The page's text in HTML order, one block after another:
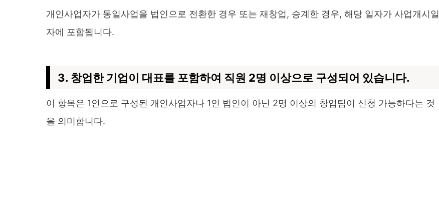
개인사업자가 동일사업을 법인으로 전환한 경우 또는 재창업, 승계한 경우, 해당 일자가 사업개시일
자에 포함됩니다.
3. 창업한 기업이 대표를 포함하여 직원 2명 이상으로 구성되어 있습니다.
이 항목은 1인으로 구성된 개인사업자나 1인 법인이 아닌 2명 이상의 창업팀이 신청 가능하다는 것
을 의미합니다.